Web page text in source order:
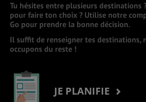
Tu hésites entre plusieurs destinations
pour faire ton choix ? Utilise notre
Go pour prendre la bonne décision.
Il suffit de renseigner tes destinations,
occupons du reste !
JE PLANIFIE